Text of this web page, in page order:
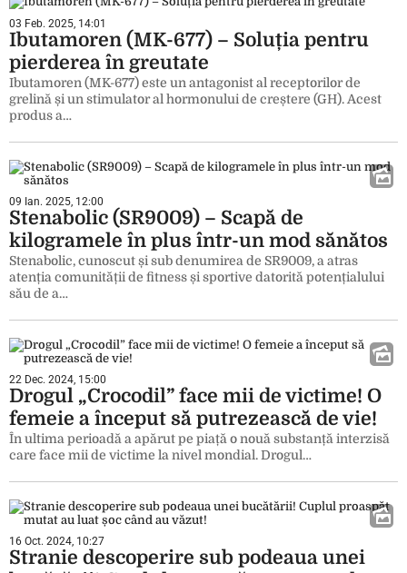
03 Feb. 2025, 14:01
Ibutamoren (MK-677) – Soluția pentru
pierderea în greutate
Ibutamoren (MK-677) este un antagonist al receptorilor de
grelină și un stimulator al hormonului de creștere (GH). Acest
produs a…
09 Ian. 2025, 12:00
Stenabolic (SR9009) – Scapă de
kilogramele în plus într-un mod sănătos
Stenabolic, cunoscut și sub denumirea de SR9009, a atras
atenția comunității de fitness și sportive datorită potențialului
său de a…
22 Dec. 2024, 15:00
Drogul „Crocodil” face mii de victime! O
femeie a început să putrezească de vie!
În ultima perioadă a apărut pe piață o nouă substanță interzisă
care face mii de victime la nivel mondial. Drogul…
16 Oct. 2024, 10:27
Stranie descoperire sub podeaua unei